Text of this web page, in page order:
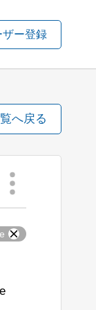
ザー登録
へ戻る